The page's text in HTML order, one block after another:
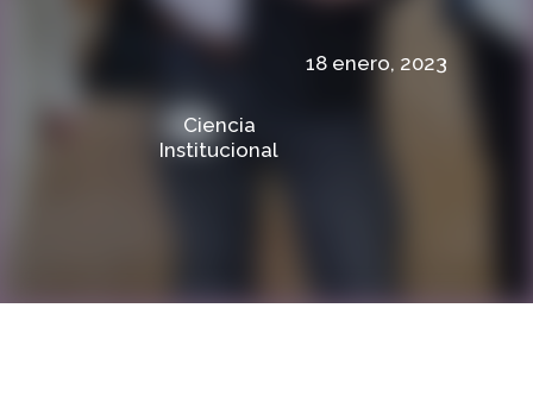
18 enero, 2023
Ciencia
Institucional